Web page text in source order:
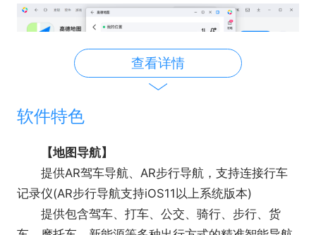
查看详情
软件特色
【地图导航】
提供AR驾车导航、AR步行导航，支持连接行车
记录仪(AR步行导航支持iOS11以上系统版本)
提供包含驾车、打车、公交、骑行、步行、货